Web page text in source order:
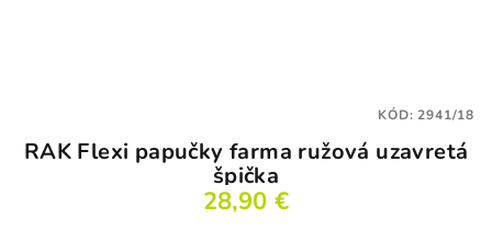
RAK Flexi papučky farma ružová uzavretá
špička
28,90 €
KÓD:2941/18